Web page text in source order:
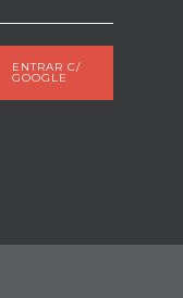
ENTRAR C/
GOOGLE